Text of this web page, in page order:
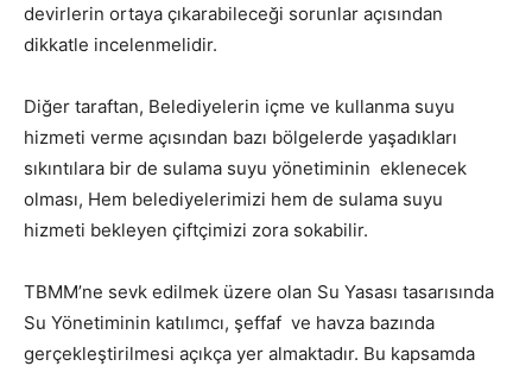
devirlerin ortaya çıkarabileceği sorunlar açısından
dikkatle incelenmelidir.
Diğer taraftan, Belediyelerin içme ve kullanma suyu
hizmeti verme açısından bazı bölgelerde yaşadıkları
sıkıntılara bir de sulama suyu yönetiminin eklenecek
olması, Hem belediyelerimizi hem de sulama suyu
hizmeti bekleyen çiftçimizi zora sokabilir.
TBMM’ne sevk edilmek üzere olan Su Yasası tasarısında
Su Yönetiminin katılımcı, şeffaf ve havza bazında
gerçekleştirilmesi açıkça yer almaktadır. Bu kapsamda